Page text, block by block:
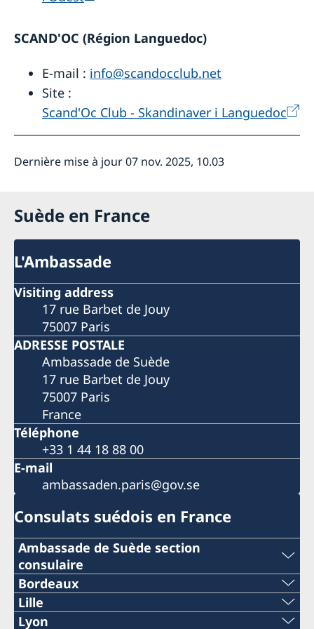
SCAND'OC (Région Languedoc)
E-mail : info@scandocclub.net
Site :
Scand'Oc Club - Skandinaver i Languedoc
Dernière mise à jour 07 nov. 2025, 10.03
Suède en France
L'Ambassade
Visiting address
17 rue Barbet de Jouy
75007 Paris
ADRESSE POSTALE
Ambassade de Suède
17 rue Barbet de Jouy
75007 Paris
France
Téléphone
+33 1 44 18 88 00
E-mail
ambassaden.paris@gov.se
Consulats suédois en France
Ambassade de Suède section
consulaire
Téléphone
+33 (0)1 44 18 88 00
Bordeaux
Téléphone:
Lille
Téléphone:
Lyon